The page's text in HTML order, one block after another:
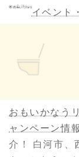
コ
ン
ッ
プ
ナ
ビ
移
動
イベント・
おもいかなう
ャンペーン情報
介！ 白河市、